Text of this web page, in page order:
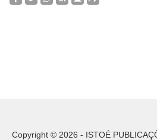
Copyright © 2026 - ISTOÉ